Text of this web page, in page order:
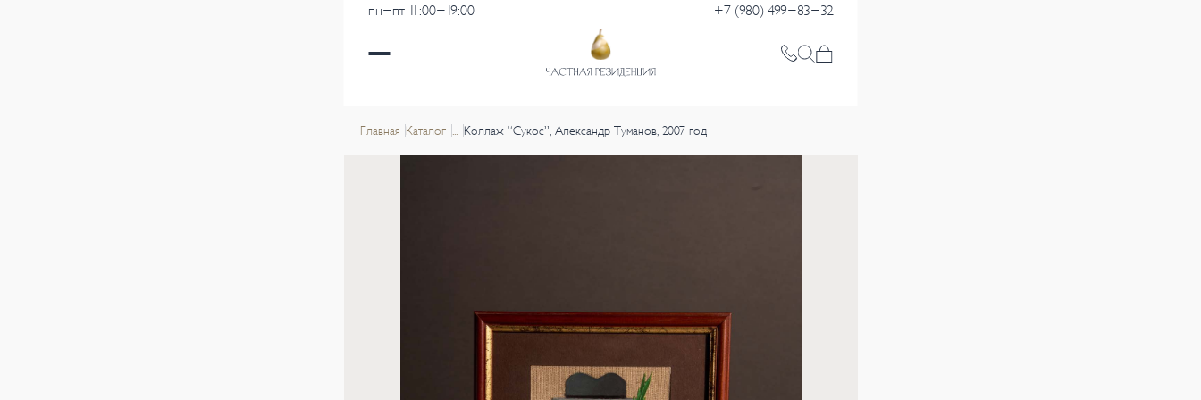
пн-пт 11:00-19:00 +7 (980) 499-83-32
Главная Каталог ... Коллаж “Сукос”, Александр Туманов, 2007 год